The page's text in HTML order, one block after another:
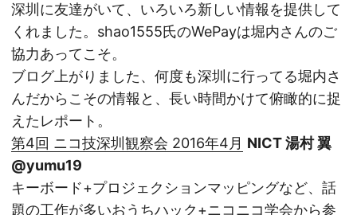
深圳に友達がいて、いろいろ新しい情報を提供して
くれました。shao1555氏のWePayは堀内さんのご
協力あってこそ。
ブログ上がりました、何度も深圳に行ってる堀内さ
んだからこその情報と、長い時間かけて俯瞰的に捉
えたレポート。
第4回 ニコ技深圳観察会 2016年4月 NICT 湯村 翼
@yumu19
キーボード+プロジェクションマッピングなど、話
題の工作が多いおうちハック+ニコニコ学会から参